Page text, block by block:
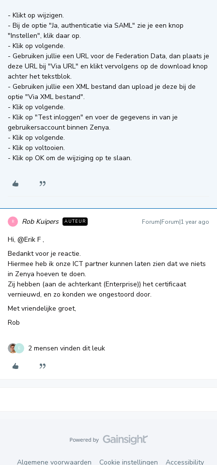
- Klikt op wijzigen.
- Bij de optie "Ja, authenticatie via SAML" zie je een knop
"Instellen", klik daar op.
- Klik op volgende.
- Gebruiken jullie een URL voor de Federation Data, dan plaats je
deze URL bij "Via URL" en klikt vervolgens op de download knop
achter het tekstblok.
- Gebruiken jullie een XML bestand dan upload je deze bij de
optie "Via XML bestand".
- Klik op volgende.
- Klik op "Test inloggen" en voer de gegevens in van je
gebruikersaccount binnen Zenya.
- Klik op volgende.
- Klik op voltooien.
- Klik op OK om de wijziging op te slaan.
R Rob Kuipers AUTEUR Forum|Forum|1 year ago
Hi, ​ @Erik F ,
Bedankt voor je reactie.
Hiermee heb ik onze ICT partner kunnen laten zien dat we niets
in Zenya hoeven te doen.
Zij hebben (aan de achterkant (Enterprise)) het certificaat
vernieuwd, en zo konden we ongestoord door.
Met vriendelijke groet,
Rob
E 2 mensen vinden dit leuk
Algemene voorwaarden Cookie instellingen Accessibility